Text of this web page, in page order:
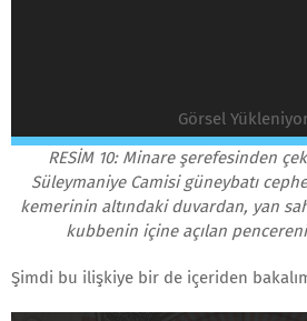
Görsel
RESİM 10: Minare şerefesinden
Süleymaniye Camisi güneybatı
kemerinin altındaki duvardan, yan
kubbenin içine açılan
Şimdi bu ilişkiye bir de içeriden